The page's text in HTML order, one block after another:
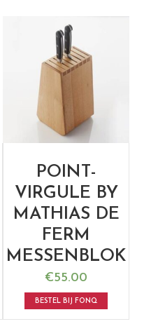
POINT-
VIRGULE BY
MATHIAS DE
FERM
MESSENBLOK
€55.00
BESTEL BIJ FONQ